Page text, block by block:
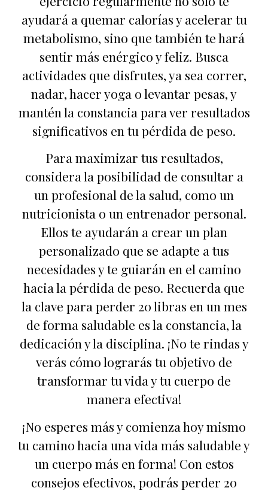
ayudará a quemar calorías y acelerar tu
metabolismo, sino que también te hará
sentir más enérgico y feliz. Busca
actividades que disfrutes, ya sea correr,
nadar, hacer yoga o levantar pesas, y
mantén la constancia para ver resultados
significativos en tu pérdida de peso.
Para maximizar tus resultados,
considera la posibilidad de consultar a
un profesional de la salud, como un
nutricionista o un entrenador personal.
Ellos te ayudarán a crear un plan
personalizado que se adapte a tus
necesidades y te guiarán en el camino
hacia la pérdida de peso. Recuerda que
la clave para perder 20 libras en un mes
de forma saludable es la constancia, la
dedicación y la disciplina. ¡No te rindas y
verás cómo lograrás tu objetivo de
transformar tu vida y tu cuerpo de
manera efectiva!
¡No esperes más y comienza hoy mismo
tu camino hacia una vida más saludable y
un cuerpo más en forma! Con estos
consejos efectivos, podrás perder 20